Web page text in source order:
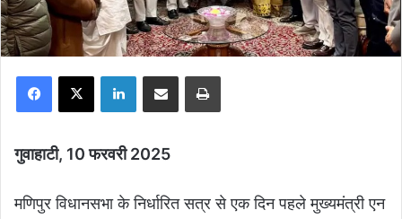
Facebook
X LinkedInShare via Email Print
गुवाहाटी, 10 फरवरी 2025
मणिपुर विधानसभा के निर्धारित सत्र से एक दिन पहले मुख्यमंत्री एन